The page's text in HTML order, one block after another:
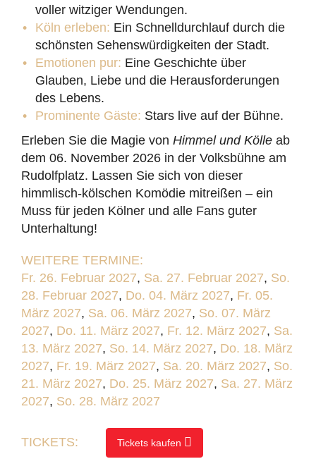
voller witziger Wendungen.
Köln erleben: Ein Schnelldurchlauf durch die
schönsten Sehenswürdigkeiten der Stadt.
Emotionen pur: Eine Geschichte über
Glauben, Liebe und die Herausforderungen
des Lebens.
Prominente Gäste: Stars live auf der Bühne.
Erleben Sie die Magie von Himmel und Kölle ab
dem 06. November 2026 in der Volksbühne am
Rudolfplatz. Lassen Sie sich von dieser
himmlisch-kölschen Komödie mitreißen – ein
Muss für jeden Kölner und alle Fans guter
Unterhaltung!
WEITERE TERMINE:
Fr. 26. Februar 2027, Sa. 27. Februar 2027, So.
28. Februar 2027, Do. 04. März 2027, Fr. 05.
März 2027, Sa. 06. März 2027, So. 07. März
2027, Do. 11. März 2027, Fr. 12. März 2027, Sa.
13. März 2027, So. 14. März 2027, Do. 18. März
2027, Fr. 19. März 2027, Sa. 20. März 2027, So.
21. März 2027, Do. 25. März 2027, Sa. 27. März
2027, So. 28. März 2027
TICKETS: Tickets kaufen